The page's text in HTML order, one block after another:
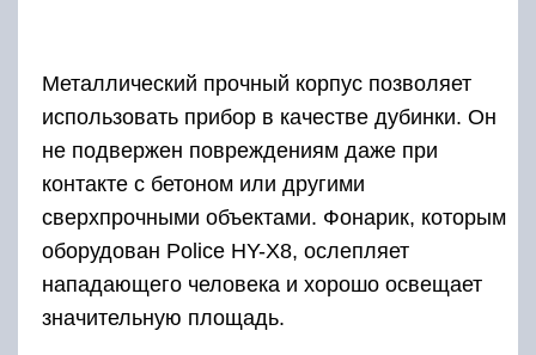
Металлический прочный корпус позволяет
использовать прибор в качестве дубинки. Он
не подвержен повреждениям даже при
контакте с бетоном или другими
сверхпрочными объектами. Фонарик, которым
оборудован Police HY-X8, ослепляет
нападающего человека и хорошо освещает
значительную площадь.